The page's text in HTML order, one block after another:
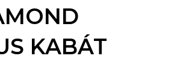
KABÁT